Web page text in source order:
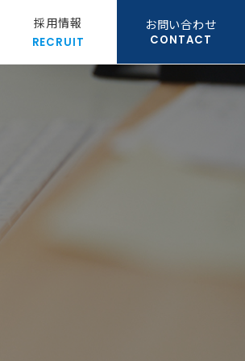
採用情報
RECRUIT
お問い合わせ
CONTACT